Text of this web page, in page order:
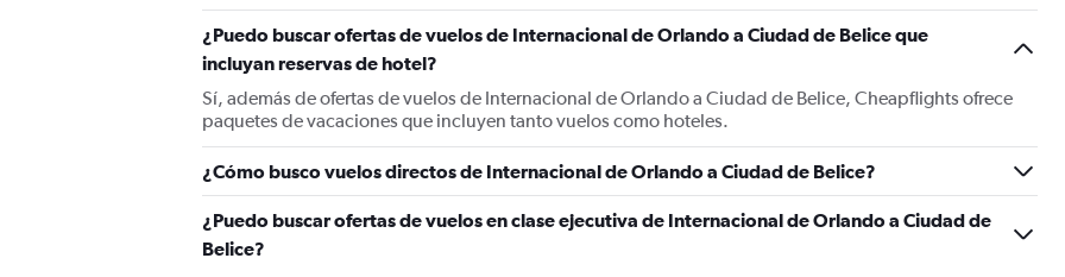
Y
axis
Range:
0
to
750.
¿Puedo buscar ofertas de vuelos de Internacional de Orlando a Ciudad de Belice que
incluyan reservas de hotel?
Sí, además de ofertas de vuelos de Internacional de Orlando a Ciudad de Belice, Cheapflights ofrece
paquetes de vacaciones que incluyen tanto vuelos como hoteles.
¿Cómo busco vuelos directos de Internacional de Orlando a Ciudad de Belice?
¿Puedo buscar ofertas de vuelos en clase ejecutiva de Internacional de Orlando a Ciudad de
Belice?